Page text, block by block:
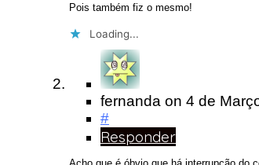
Pois também fiz o mesmo!
Loading...
fernanda on 4 de
#
Responder